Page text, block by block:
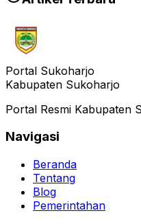
Portal Sukoharjo
Kabupaten Sukoharjo
Portal Resmi Kabupaten
Navigasi
Beranda
Tentang
Blog
Pemerintahan